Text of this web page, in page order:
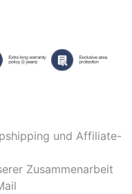
und Affiliate-
Zusammenarbeit